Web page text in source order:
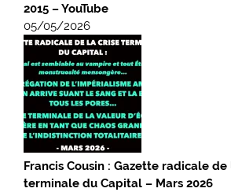
2015 – YouTube
05/05/2026
Francis Cousin : Gazette radicale de
terminale du Capital – Mars 2026